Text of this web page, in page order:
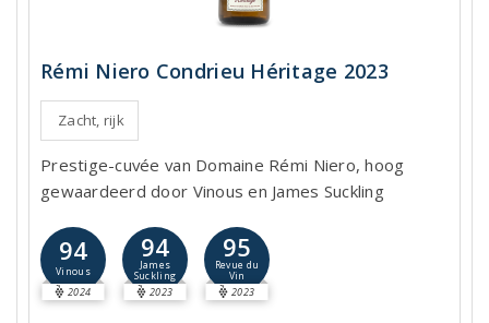
Rémi Niero Condrieu Héritage 2023
Zacht, rijk
Prestige-cuvée van Domaine Rémi Niero, hoog
gewaardeerd door Vinous en James Suckling
94
Vinous
2024
94
James
Suckling
2023
95
Revue du
Vin
2023